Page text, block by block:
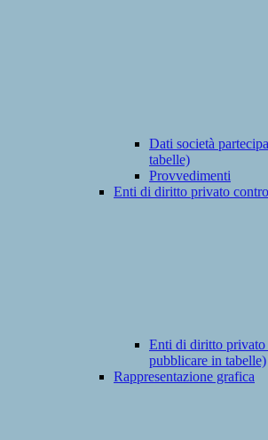
Dati società
tabelle)
Provvedimenti
Enti di diritto privato
Enti di diritto privato
pubblicare in tabelle)
Rappresentazione grafica